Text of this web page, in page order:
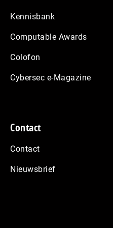
Kennisbank
Computable Awards
Colofon
Cybersec e-Magazine
Contact
Contact
Nieuwsbrief